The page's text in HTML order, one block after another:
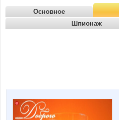
Основное
Шпионаж